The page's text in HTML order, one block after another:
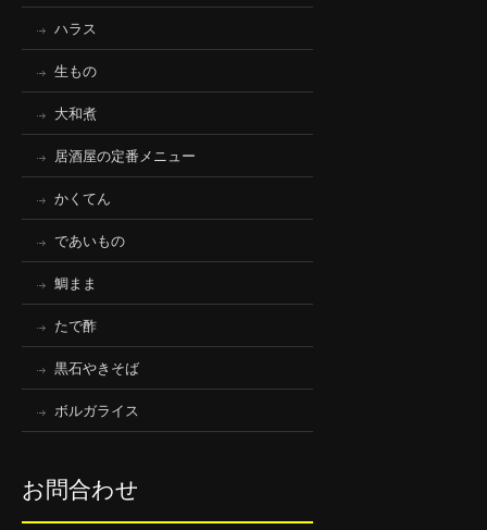
ハラス
生もの
大和煮
居酒屋の定番メニュー
かくてん
であいもの
鯛まま
たで酢
黒石やきそば
ボルガライス
お問合わせ